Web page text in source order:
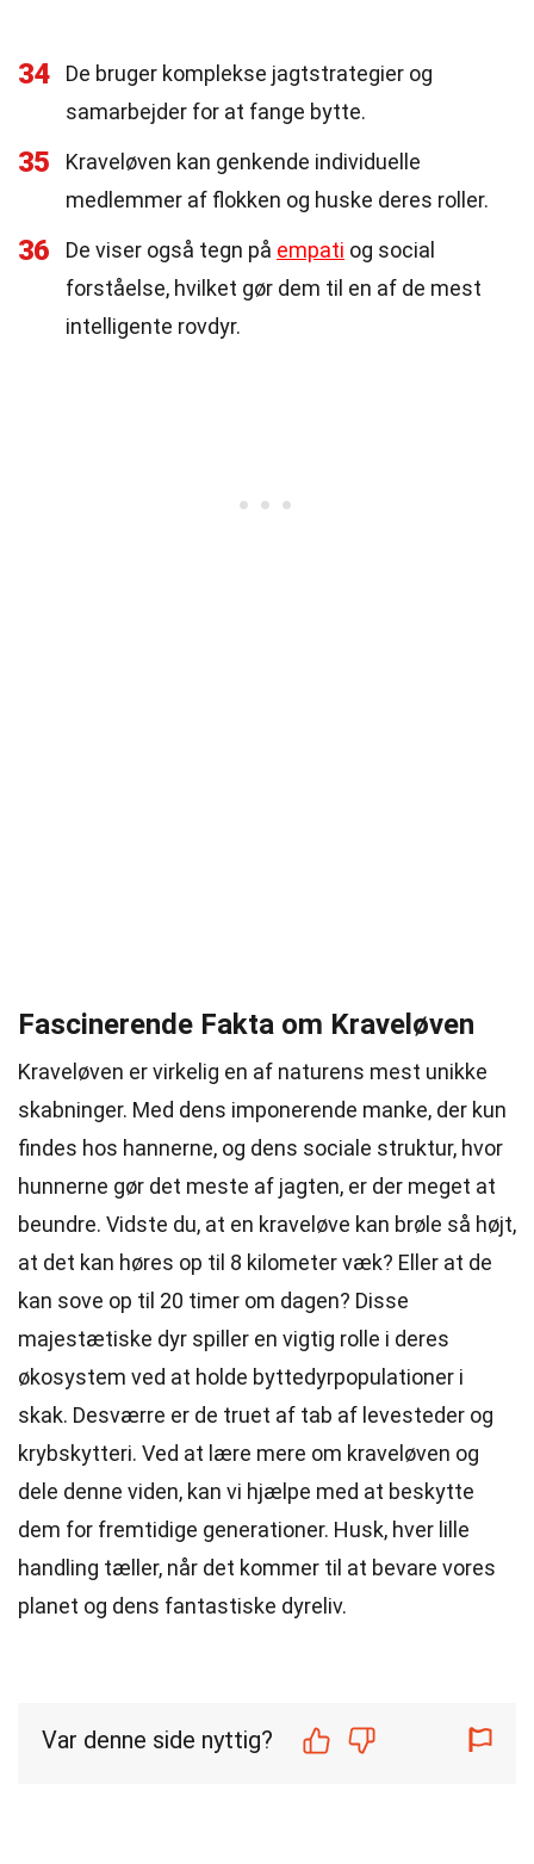
34
De bruger komplekse jagtstrategier og
samarbejder for at fange bytte.
35
Kraveløven kan genkende individuelle
medlemmer af flokken og huske deres roller.
36 De viser også tegn på empati og social
forståelse, hvilket gør dem til en af de mest
intelligente rovdyr.
Fascinerende Fakta om Kraveløven
Kraveløven er virkelig en af naturens mest unikke
skabninger. Med dens imponerende manke, der kun
findes hos hannerne, og dens sociale struktur, hvor
hunnerne gør det meste af jagten, er der meget at
beundre. Vidste du, at en kraveløve kan brøle så højt,
at det kan høres op til 8 kilometer væk? Eller at de
kan sove op til 20 timer om dagen? Disse
majestætiske dyr spiller en vigtig rolle i deres
økosystem ved at holde byttedyrpopulationer i
skak. Desværre er de truet af tab af levesteder og
krybskytteri. Ved at lære mere om kraveløven og
dele denne viden, kan vi hjælpe med at beskytte
dem for fremtidige generationer. Husk, hver lille
handling tæller, når det kommer til at bevare vores
planet og dens fantastiske dyreliv.
Var denne side nyttig?